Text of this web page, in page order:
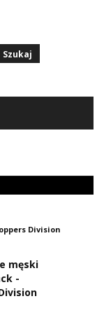
Division
męski
-